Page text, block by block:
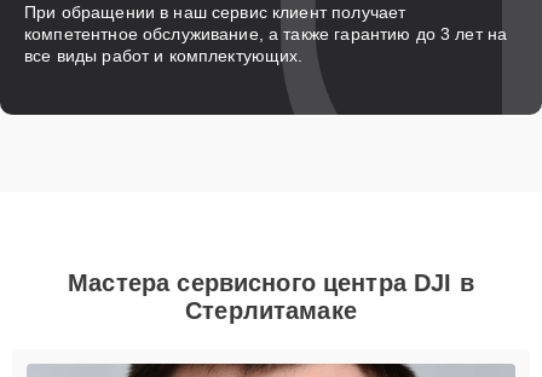
При обращении в наш сервис клиент получает
компетентное обслуживание, а также гарантию до 3 лет на
все виды работ и комплектующих.
Мастера сервисного центра DJI в
Стерлитамаке